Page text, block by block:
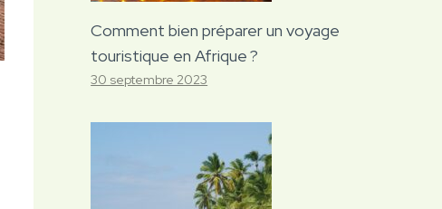
Comment bien préparer un voyage
touristique en Afrique ?
30 septembre 2023